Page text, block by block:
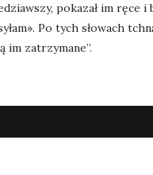
pokazał im
Po tych słowach
im zatrzymane”.